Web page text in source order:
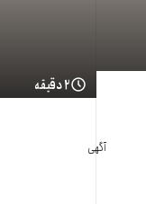
۲ دقیقه
آگهی